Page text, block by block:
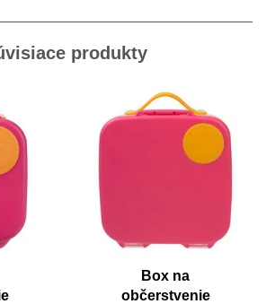
produkty
Box na
občerstvenie